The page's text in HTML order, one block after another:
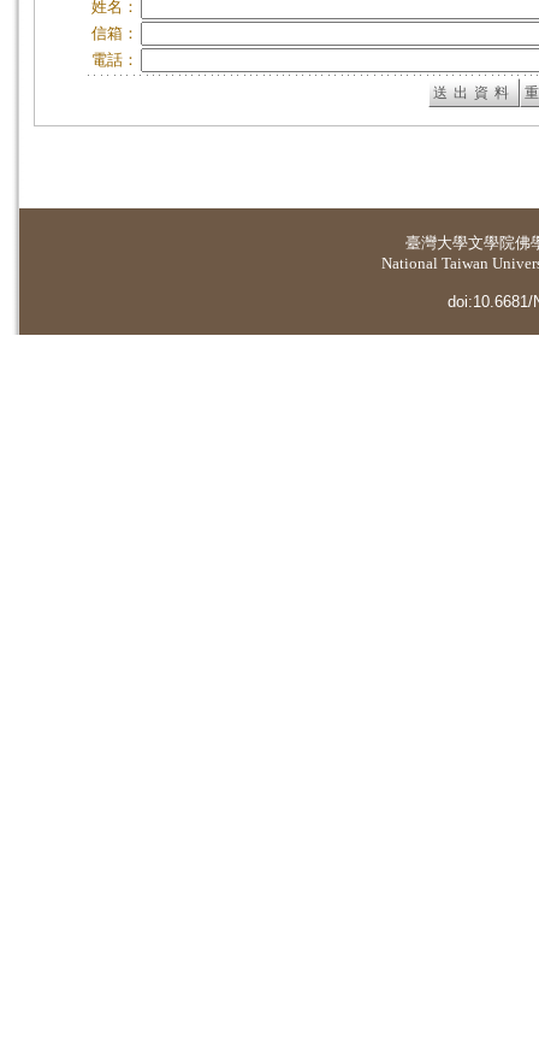
姓名：
信箱：
電話：
臺灣大學文學院佛
National Taiwan
doi:10.6681/